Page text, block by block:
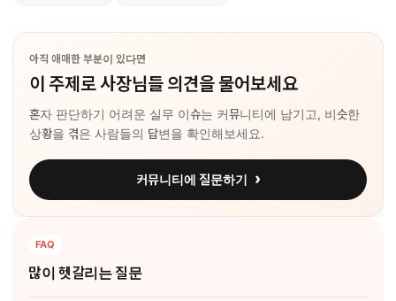
아직 애매한 부분이 있다면
이 주제로 사장님들 의견을 물어보세요
혼자 판단하기 어려운 실무 이슈는 커뮤니티에 남기고, 비슷한
상황을 겪은 사람들의 답변을 확인해보세요.
커뮤니티에 질문하기
많이 헷갈리는 질문